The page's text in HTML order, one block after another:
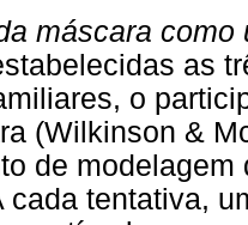
máscara
as
o
(Wilkinson &
de
cada tentativa,